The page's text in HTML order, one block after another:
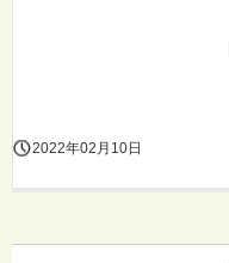
2022年02月10日